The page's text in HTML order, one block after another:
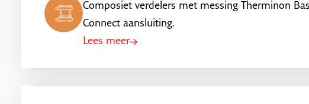
Composiet verdelers met messing Therminon
Connect aansluiting.
Lees meer